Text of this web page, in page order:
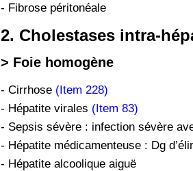
- Fibrose péritonéale
2. Cholestases intra-
> Foie homogène
- Cirrhose (Item 228)
- Hépatite virales (Item 83)
- Sepsis sévère : infection sévère
- Hépatite médicamenteuse : Dg
- Hépatite alcoolique aiguë